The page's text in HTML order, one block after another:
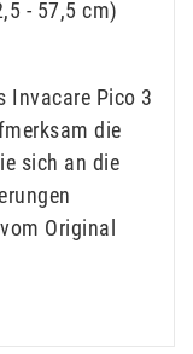
- 57,5 cm)
Invacare Pico 3
die
sich an die
Original